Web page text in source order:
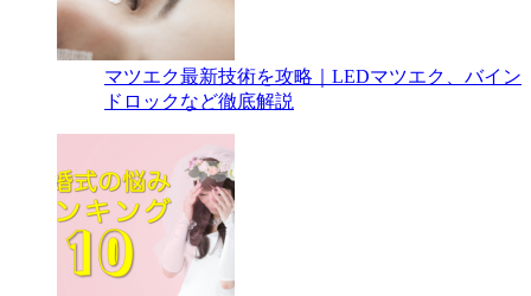
マツエク最新技術を攻略｜LEDマツエク、バイン
ドロックなど徹底解説